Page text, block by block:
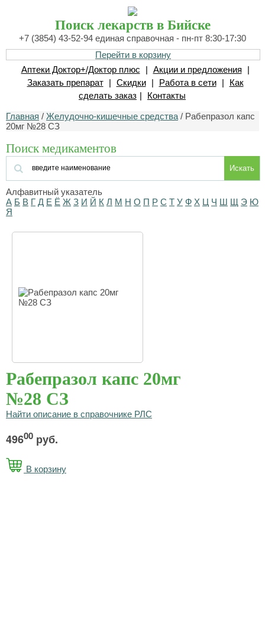
Поиск лекарств в Бийске
+7 (3854) 43-52-94 единая справочная - пн-пт 8:30-17:30
Перейти в корзину
Аптеки Доктор+/Доктор плюс
| Акции и предложения
|
Заказать препарат
| Скидки | Работа в сети |
Как
сделать заказ | Контакты
Главная / Желудочно-кишечные средства / Рабепразол капс
20мг №28 СЗ
Поиск медикаментов
Искать
Алфавитный указатель
А Б В Г Д Е Ё Ж З И Й К Л М Н О П Р С Т У Ф Х Ц Ч Ш Щ Э Ю
Я
Рабепразол капс 20мг
№28 СЗ
Найти описание в справочнике РЛС
49600 руб.
В корзину